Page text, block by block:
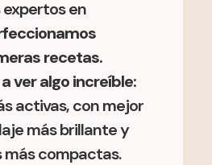
en
recetas.
ver algo increíble:
activas, con mejor
más brillante y
más compactas.